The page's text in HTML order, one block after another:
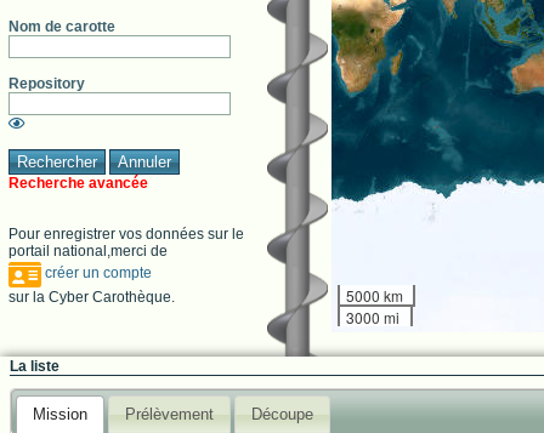
Nom de carotte
Repository
Recherche avancée
Pour enregistrer vos données sur le
portail national,merci de
créer un compte
sur la Cyber Carothèque.
5000 km
3000 mi
La liste
Mission Prélèvement Découpe